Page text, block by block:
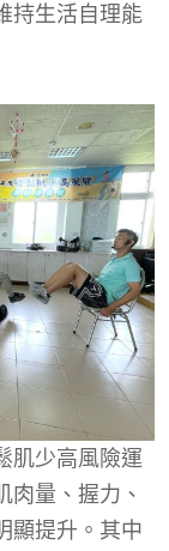
持生活自理能
肌少高風險運
肉量、握力、
顯提升。其中